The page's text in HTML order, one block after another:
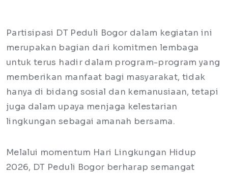
Partisipasi DT Peduli Bogor dalam kegiatan ini
merupakan bagian dari komitmen lembaga
untuk terus hadir dalam program-program yang
memberikan manfaat bagi masyarakat, tidak
hanya di bidang sosial dan kemanusiaan, tetapi
juga dalam upaya menjaga kelestarian
lingkungan sebagai amanah bersama.
Melalui momentum Hari Lingkungan Hidup
2026, DT Peduli Bogor berharap semangat